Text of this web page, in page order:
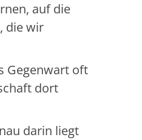
auf die
die wir
Gegenwart oft
dort
darin liegt